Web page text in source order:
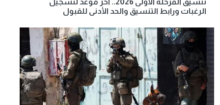
تنسيق المرحلة الأولى 2026.. آخر موعد لتسجيل
الرغبات ورابط التنسيق والحد الأدنى للقبول